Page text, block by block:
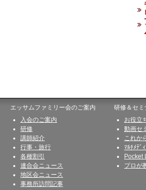
エッサムファミリー会のご案内
入会のご案内
研修
講師紹介
行事・旅行
各種割引
連合会ニュース
地区会ニュース
事務所訪問記事
研修＆セミ
お役立
動画セ
これか
ﾏﾙﾁﾒﾃﾞ
Pocket
プロが